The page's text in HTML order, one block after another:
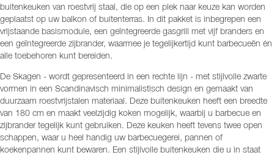
buitenkeuken van roestvrij staal, die op een plek naar keuze kan worden
geplaatst op uw balkon of buitenterras. In dit pakket is inbegrepen een
vrijstaande basismodule, een geïntegreerde gasgrill met vijf branders en
een geïntegreerde zijbrander, waarmee je tegelijkertijd kunt barbecueën én
alle toebehoren kunt bereiden.
De Skagen - wordt gepresenteerd in een rechte lijn - met stijlvolle zwarte
vormen in een Scandinavisch minimalistisch design en gemaakt van
duurzaam roestvrijstalen materiaal. Deze buitenkeuken heeft een breedte
van 180 cm en maakt veelzijdig koken mogelijk, waarbij u barbecue en
zijbrander tegelijk kunt gebruiken. Deze keuken heeft tevens twee open
schappen, waar u heel handig uw barbecuegerei, pannen of
koekenpannen kunt bewaren. Een stijlvolle buitenkeuken die u in staat